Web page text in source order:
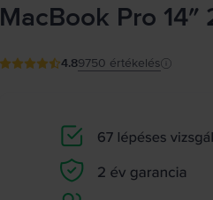
MacBook Pro 14″
4.89750 értékelés